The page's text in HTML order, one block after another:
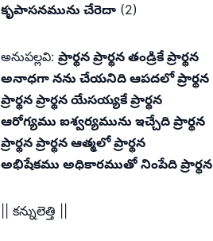
కృపాసనమును చేరెదా (2)
అనుపల్లవి: ప్రార్థన ప్రార్థన తండ్రికే ప్రార్థన
అనాధగా నను చేయనిది ఆపదలో ప్రార్థన
ప్రార్థన ప్రార్థన యేసయ్యకే ప్రార్థన
ఆరోగ్యము ఐశ్వర్యమును ఇచ్చేది ప్రార్థన
ప్రార్థన ప్రార్థన ఆత్మలో ప్రార్థన
అభిషేకము అధికారముతో నింపేది ప్రార్థన
|| కన్నులెత్తి ||